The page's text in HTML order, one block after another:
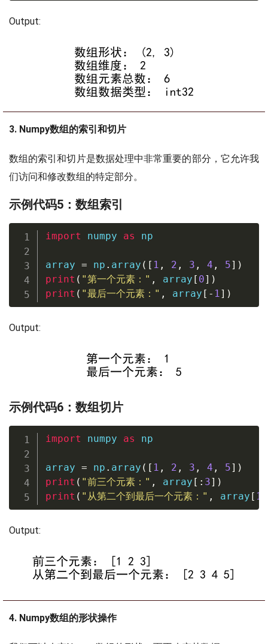
Output:
3. Numpy数组的索引和切片
数组的索引和切片是数据处理中非常重要的部分，它允许我
们访问和修改数组的特定部分。
示例代码5：数组索引
import numpy as np
array = np . array ( [ 1 , 2 , 3 , 4 , 5] )
print ( "第一个元素：" , array [ 0] )
print ( "最后一个元素：" , array [ - 1 ] )
Output:
示例代码6：数组切片
import numpy as np
array = np . array ( [ 1 , 2 , 3 , 4 , 5] )
print ( "前三个元素：" , array [ : 3] )
print ( "从第二个到最后一个元素：" , array [ 1
Output:
4. Numpy数组的形状操作